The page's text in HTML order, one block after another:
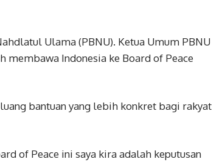
Ulama (PBNU). Ketua Umum PBNU
membawa Indonesia ke Board of Peace
bantuan yang lebih konkret bagi rakyat
of Peace ini saya kira adalah keputusan